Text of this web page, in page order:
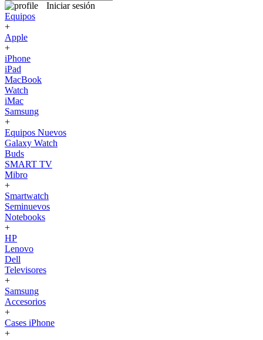
Iniciar sesión
Equipos
+
Apple
+
iPhone
iPad
MacBook
Watch
iMac
Samsung
+
Equipos Nuevos
Galaxy Watch
Buds
SMART TV
Mibro
+
Smartwatch
Seminuevos
Notebooks
+
HP
Lenovo
Dell
Televisores
+
Samsung
Accesorios
+
Cases iPhone
+